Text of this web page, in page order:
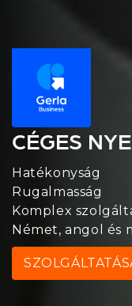
CÉGES
Hatékonyság
Rugalmasság
Komplex
Német, angol és